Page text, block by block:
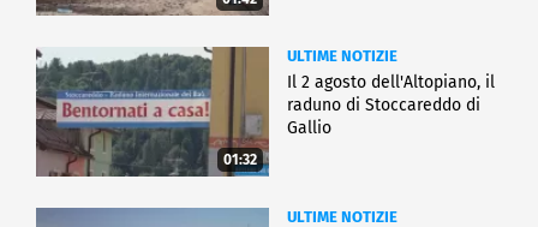
01:32
ULTIME NOTIZIE
Il 2 agosto dell'Altopiano, il
raduno di Stoccareddo di
Gallio
ULTIME NOTIZIE